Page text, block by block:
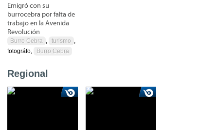
Emigró con su
burrocebra por falta de
trabajo en la Avenida
Revolución
Burro Cebra , turismo ,
fotográfo,
Burro Cebra
Regional